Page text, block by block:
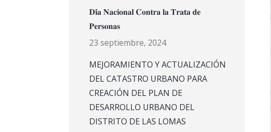
𝐃𝐢́𝐚 𝐍𝐚𝐜𝐢𝐨𝐧𝐚𝐥 𝐂𝐨𝐧𝐭𝐫𝐚 𝐥𝐚 𝐓𝐫𝐚𝐭𝐚 𝐝𝐞
𝐏𝐞𝐫𝐬𝐨𝐧𝐚𝐬
23 septiembre, 2024
MEJORAMIENTO Y ACTUALIZACIÓN
DEL CATASTRO URBANO PARA
CREACIÓN DEL PLAN DE
DESARROLLO URBANO DEL
DISTRITO DE LAS LOMAS